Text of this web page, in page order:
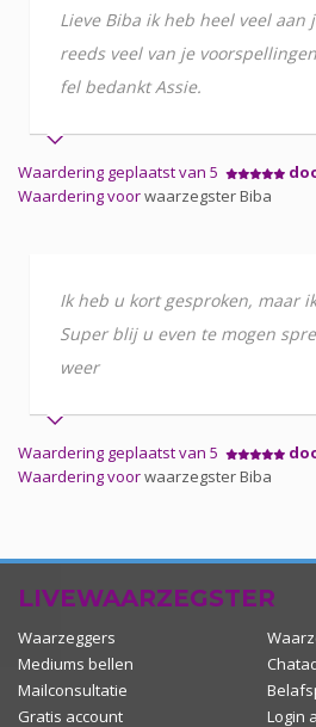
Lieve Biba ik heb heel veel
reeds veel van je
fel bedankt Assie.
Waardering geplaatst van 5
Waardering voorwaarzegster Biba
Ik heb u kort gesproken, maar
Super blij u even te mogen
weer
Waardering geplaatst van 5
Waardering voorwaarzegster Biba
LIVEWAARZEGSTER
Waarzeggers
Mediums bellen
Mailconsultatie
Gratis account
Login